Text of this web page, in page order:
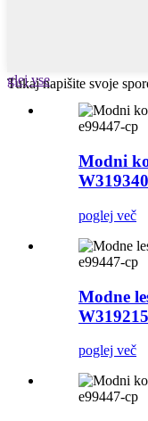
Tukaj napišite svoje
glej vse
e99447-cp
Modni
W319340
poglej več
e99447-cp
Modne
W319215
poglej več
e99447-cp